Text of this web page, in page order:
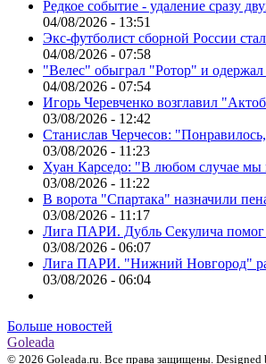
Редкое событие - удаление сразу
04/08/2026 - 13:51
Экс-футболист сборной России
04/08/2026 - 07:58
"Велес" обыграл "Ротор" и
04/08/2026 - 07:54
Игорь Черевченко возглавил
03/08/2026 - 12:42
Станислав Черчесов:
03/08/2026 - 11:23
Хуан Карседо: "В любом случае мы
03/08/2026 - 11:22
В ворота "Спартака" назначили
03/08/2026 - 11:17
Лига ПАРИ. Дубль Секулича помог
03/08/2026 - 06:07
Лига ПАРИ. "Нижний Новгород"
03/08/2026 - 06:04
Больше новостей
Goleada
© 2026 Goleada.ru. Все права защищены. Designed